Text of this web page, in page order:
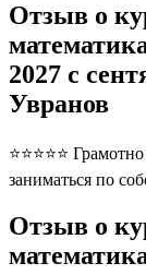
Отзыв о
2027 с
Увранов
⭐⭐⭐⭐⭐
заниматься по
Отзыв о